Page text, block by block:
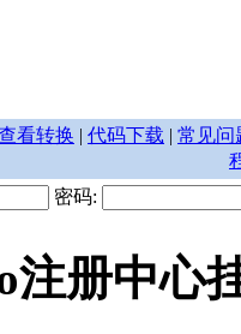
看转换 | 代码下载 | 常见问
密码:
注册中心